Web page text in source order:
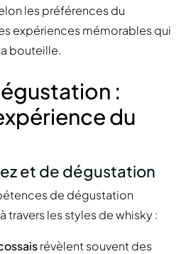
les préférences du
expériences mémorables qui
bouteille.
:
du
et de dégustation
de dégustation
les styles de whisky :
révèlent souvent des